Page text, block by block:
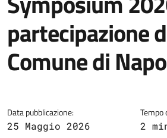
partecipazione
Comune di
Data pubblicazione:
25 Maggio 2026
Tempo
2